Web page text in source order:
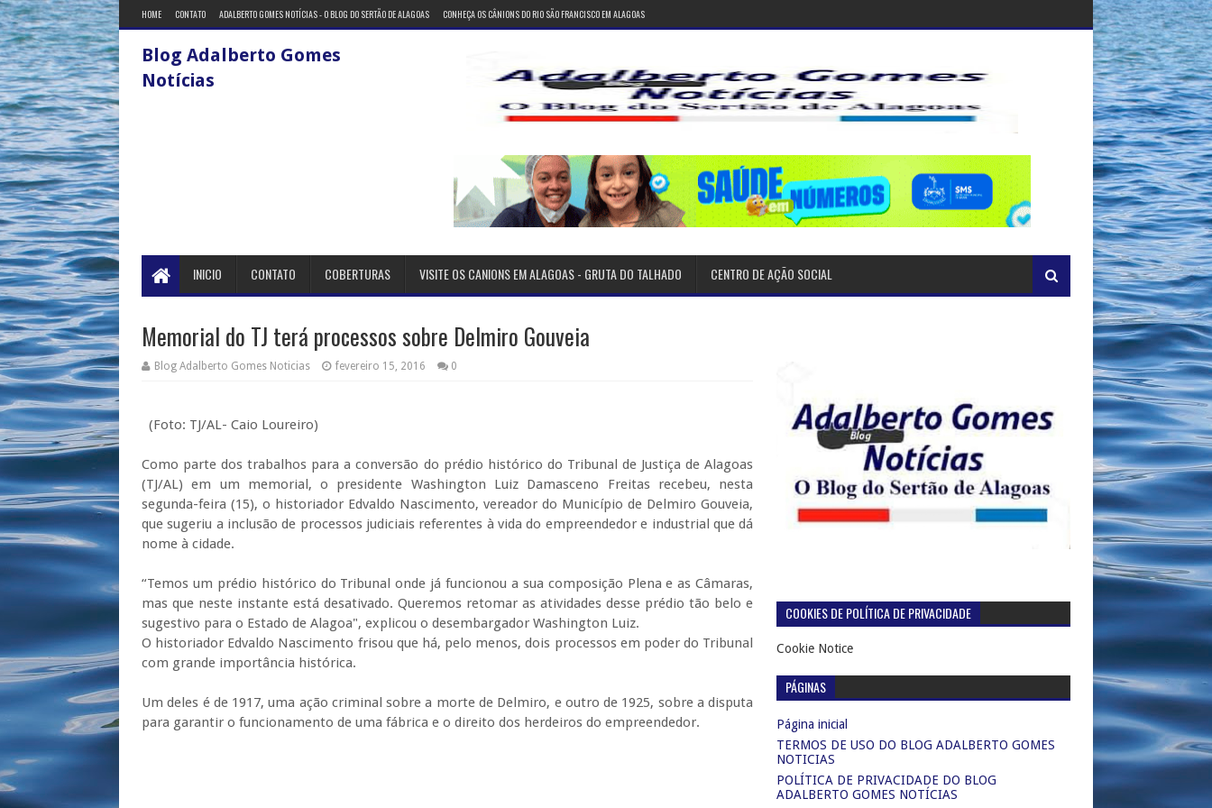
HOME CONTATO ADALBERTO GOMES NOTÍCIAS - O BLOG DO SERTÃO DE ALAGOAS CONHEÇA OS CÂNIONS DO RIO SÃO FRANCISCO EM ALAGOAS
Blog Adalberto Gomes
Notícias
INICIO CONTATO COBERTURAS VISITE OS CANIONS EM ALAGOAS - GRUTA DO TALHADO CENTRO DE AÇÃO SOCIAL
Memorial do TJ terá processos sobre Delmiro Gouveia
Blog Adalberto Gomes Noticias fevereiro 15, 2016 0
(Foto: TJ/AL- Caio Loureiro)
Como parte dos trabalhos para a conversão do prédio histórico do Tribunal de Justiça de Alagoas
(TJ/AL) em um memorial, o presidente Washington Luiz Damasceno Freitas recebeu, nesta
segunda-feira (15), o historiador Edvaldo Nascimento, vereador do Município de Delmiro Gouveia,
que sugeriu a inclusão de processos judiciais referentes à vida do empreendedor e industrial que dá
nome à cidade.
“Temos um prédio histórico do Tribunal onde já funcionou a sua composição Plena e as Câmaras,
mas que neste instante está desativado. Queremos retomar as atividades desse prédio tão belo e
sugestivo para o Estado de Alagoa", explicou o desembargador Washington Luiz.
O historiador Edvaldo Nascimento frisou que há, pelo menos, dois processos em poder do Tribunal
com grande importância histórica.
Um deles é de 1917, uma ação criminal sobre a morte de Delmiro, e outro de 1925, sobre a disputa
para garantir o funcionamento de uma fábrica e o direito dos herdeiros do empreendedor.
COOKIES DE POLÍTICA DE PRIVACIDADE
Cookie Notice
PÁGINAS
Página inicial
TERMOS DE USO DO BLOG ADALBERTO GOMES
NOTICIAS
POLÍTICA DE PRIVACIDADE DO BLOG
ADALBERTO GOMES NOTÍCIAS